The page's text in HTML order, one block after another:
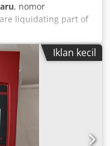
, nomor
liquidating part of
Control Unit
Screwdrivers Year:
fully functional No
for the following
Csdpfxev
control unit is
of Desoutter
while reducing
offers flexibility for
Iklan kecil